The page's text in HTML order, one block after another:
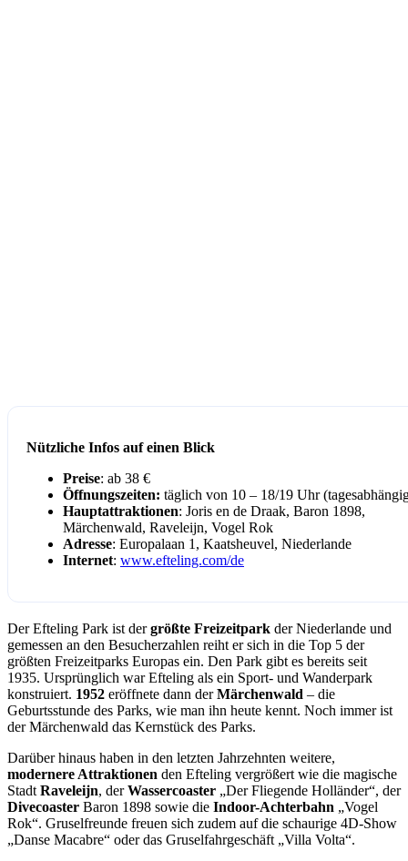
Nützliche Infos auf einen Blick
Preise: ab 38 €
Öffnungszeiten: täglich von 10 – 18/19 Uhr
Hauptattraktionen: Joris en de Draak, Baron 1898,
Märchenwald, Raveleijn, Vogel Rok
Adresse: Europalaan 1, Kaatsheuvel, Niederlande
Internet: www.efteling.com/de
Der Efteling Park ist dergrößte Freizeitpark der Niederlande und
gemessen an den Besucherzahlen reiht er sich in die Top 5 der
größten Freizeitparks Europas ein. Den Park gibt es bereits seit
1935. Ursprünglich war Efteling als ein Sport- und Wanderpark
konstruiert. 1952 eröffnete dann derMärchenwald – die
Geburtsstunde des Parks, wie man ihn heute kennt. Noch immer ist
der Märchenwald das Kernstück des Parks.
Darüber hinaus haben in den letzten Jahrzehnten weitere,
modernere Attraktionen den Efteling vergrößert wie die magische
Stadt Raveleijn, derWassercoaster „Der Fliegende Holländer“, der
Divecoaster Baron 1898 sowie die Indoor-Achterbahn „Vogel
Rok“. Gruselfreunde freuen sich zudem auf die schaurige 4D-Show
„Danse Macabre“ oder das Gruselfahrgeschäft „Villa Volta“.